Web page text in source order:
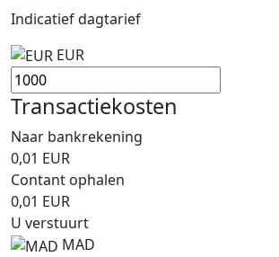
Indicatief dagtarief
EUR
Transactiekosten
Naar bankrekening
0,01 EUR
Contant ophalen
0,01 EUR
U verstuurt
MAD